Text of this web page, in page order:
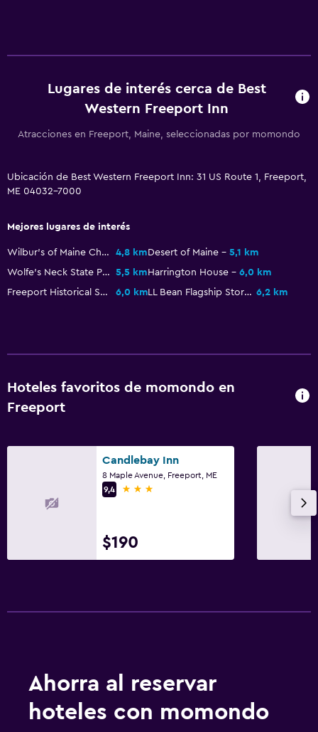
Baño
General
Parque infantil
Lugares de interés cerca de Best
Western Freeport Inn
Atracciones en Freeport, Maine, seleccionadas por momondo
Ubicación de Best Western Freeport Inn: 31 US Route 1, Freeport,
ME 04032-7000
Mejores lugares de interés
Wilbur's of Maine Chocolate Confections 4,8 kmDesert of Maine
5,1 km
Wolfe's Neck State Park
5,5 kmHarrington House
6,0 km
Freeport Historical Society
6,0 km LL Bean Flagship Store 6,2 km
Hoteles favoritos de momondo en
Freeport
Candlebay Inn
8 Maple Avenue, Freeport, ME
9,4
3 estrellas
$190
Ahorra al reservar
hoteles con momondo